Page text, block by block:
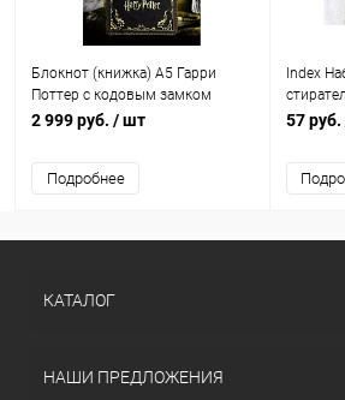
Блокнот (книжка) A5 Гарри
Поттер с кодовым замком
2 999 руб. / шт
Подробнее
Index
белый
57 руб.
КАТАЛОГ
НАШИ ПРЕДЛОЖЕНИЯ